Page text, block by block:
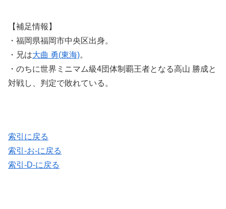
【補足情報】
・福岡県福岡市中央区出身。
・兄は大曲 勇(東海)。
・のちに世界ミニマム級4団体制覇王者となる高山 勝成と
対戦し、判定で敗れている。
索引に戻る
索引-お-に戻る
索引-D-に戻る